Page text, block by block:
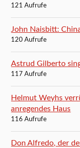
121 Aufrufe
John Naisbitt:
120 Aufrufe
Astrud Gilberto
117 Aufrufe
Helmut Weyhs
anregendes Haus
116 Aufrufe
Don Alfredo, der